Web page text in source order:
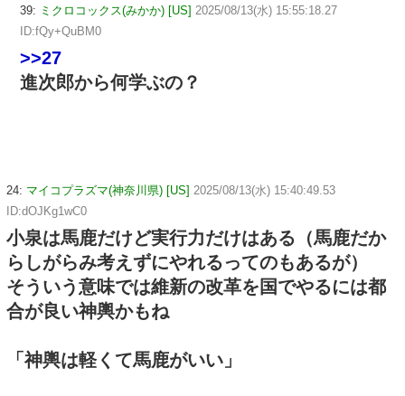
39: ミクロコックス(みかか) [US] 2025/08/13(水) 15:55:18.27
ID:fQy+QuBM0
>>27
進次郎から何学ぶの？
24: マイコプラズマ(神奈川県) [US] 2025/08/13(水) 15:40:49.53
ID:dOJKg1wC0
小泉は馬鹿だけど実行力だけはある（馬鹿だか
らしがらみ考えずにやれるってのもあるが）
そういう意味では維新の改革を国でやるには都
合が良い神輿かもね
「神輿は軽くて馬鹿がいい」